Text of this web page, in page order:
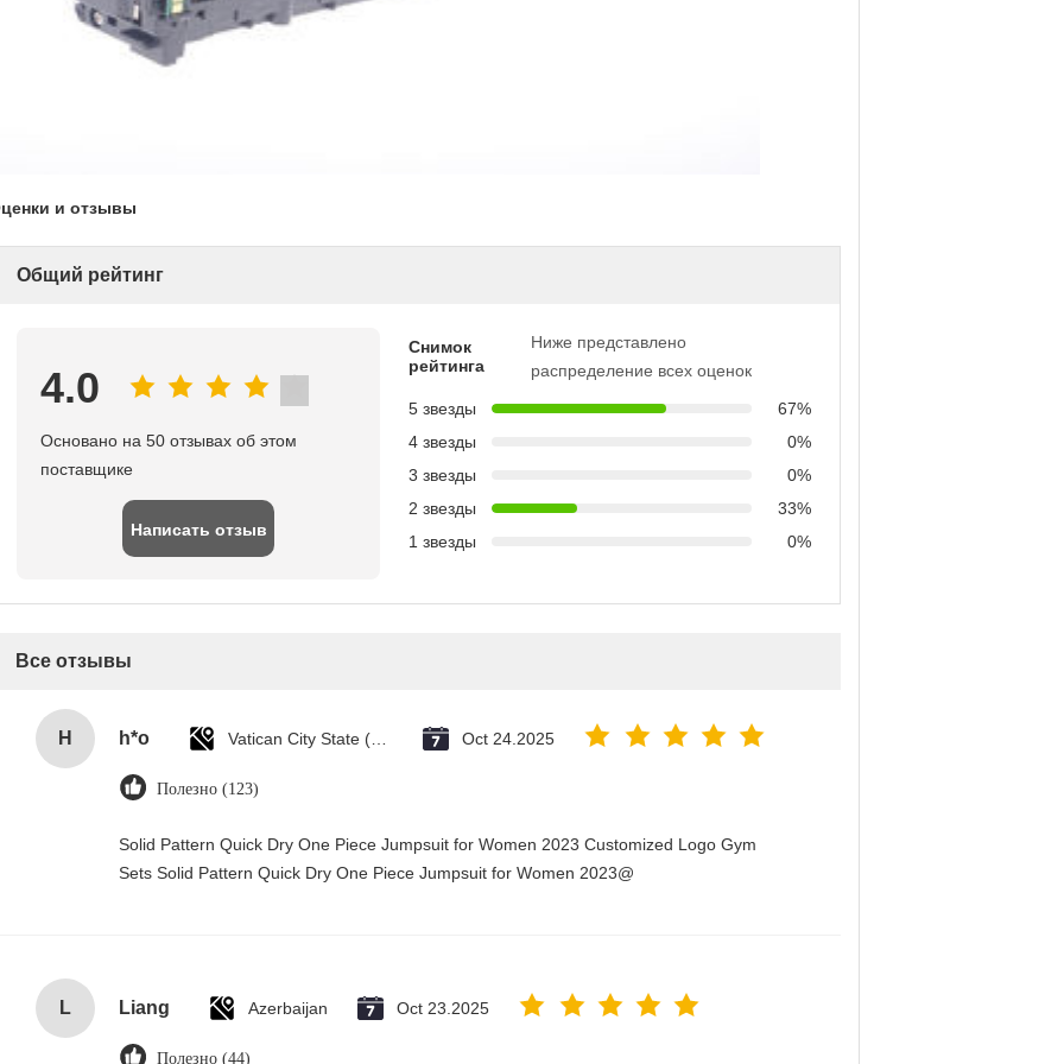
и отзывы
Общий рейтинг
4.0
Основано на 50 отзывах об этом
поставщике
Написать отзыв
Снимок
рейтинга
Ниже представлено
распределение всех оценок
5 звезды
67%
4 звезды
0%
3 звезды
0%
2 звезды
33%
1 звезды
0%
Все отзывы
H h*o Oct 24.2025
Полезно (123)
Solid Pattern Quick Dry One Piece Jumpsuit for Women 2023 Customized Logo Gym
Sets Solid Pattern Quick Dry One Piece Jumpsuit for Women 2023@
L Liang Azerbaijan Oct 23.2025
Полезно (44)